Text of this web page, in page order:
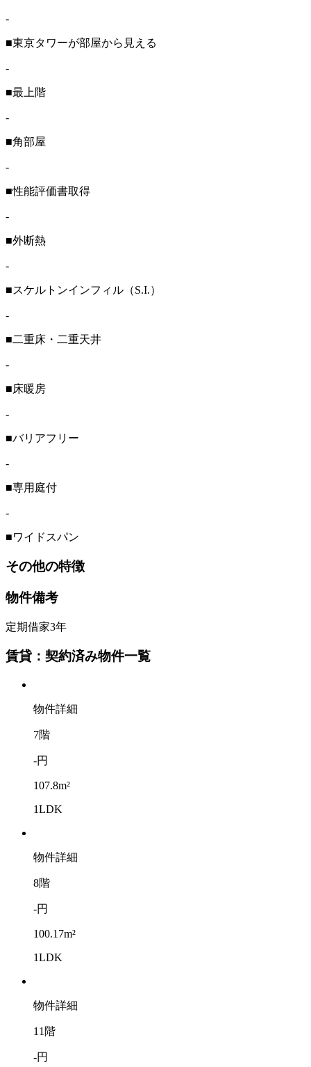
-
■東京タワーが部屋から見える
-
■最上階
-
■角部屋
-
■性能評価書取得
-
■外断熱
-
■スケルトンインフィル（S.I.）
-
■二重床・二重天井
-
■床暖房
-
■バリアフリー
-
■専用庭付
-
■ワイドスパン
その他の特徴
物件備考
定期借家3年
賃貸：契約済み物件一覧
物件詳細
7階
-円
107.8m²
1LDK
物件詳細
8階
-円
100.17m²
1LDK
物件詳細
11階
-円